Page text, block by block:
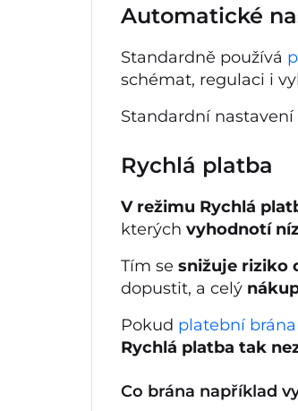
Automatické
Standardně používá
schémat, regulaci i
Standardní
Rychlá platba
V režimu Rychlá
kterých vyhodnotí
Tím se snižuje riziko
dopustit, a celý
Pokud platební brána
Rychlá platba tak
Co brána například